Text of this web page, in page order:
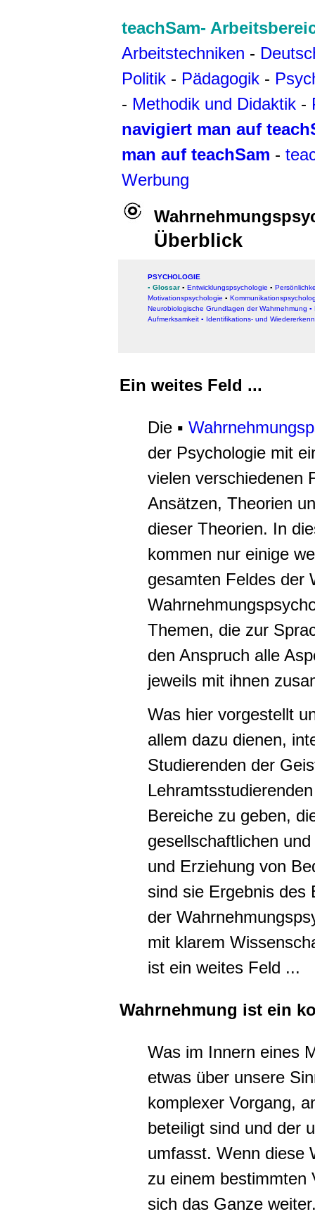
teachSam-
Arbeitstechniken -
Politik - Pädagogik -
- Methodik und Didaktik -
navigiert man auf
man auf teachSam -
Werbung
Überblick
PSYCHOLOGIE
▪ Glossar ▪ Entwicklungspsychologie ▪
Motivationspsychologie ▪
Neurobiologische Grundlagen der Wahrnehmung ▪
Aufmerksamkeit ▪ Identifikations- und
Ein weites Feld ...
Die ▪
der Psychologie mit
vielen verschiedenen
Ansätzen, Theorien
dieser Theorien. In
kommen nur einige
gesamten Feldes der
Themen, die zur
den Anspruch alle
jeweils mit ihnen
Was hier vorgestellt
allem dazu dienen,
Studierenden der
Bereiche zu geben,
gesellschaftlichen
und Erziehung von
sind sie Ergebnis des
der
mit klarem
ist ein weites Feld ...
Wahrnehmung ist ein
Was im Innern eines
etwas über unsere
komplexer Vorgang,
beteiligt sind und der
umfasst. Wenn diese
zu einem bestimmten
sich das Ganze